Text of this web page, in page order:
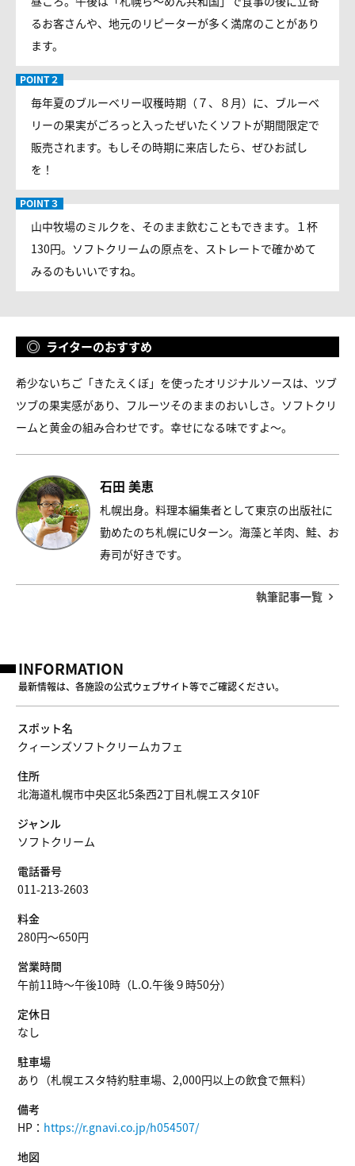
るお客さんや、地元のリピーターが多く満席のことがあり
ます。
毎年夏のブルーベリー収穫時期（７、８月）に、ブルーベ
リーの果実がごろっと入ったぜいたくソフトが期間限定で
販売されます。もしその時期に来店したら、ぜひお試し
を！
山中牧場のミルクを、そのまま飲むこともできます。１杯
130円。ソフトクリームの原点を、ストレートで確かめて
みるのもいいですね。
ライターのおすすめ
希少ないちご「きたえくぼ」を使ったオリジナルソースは、ツブ
ツブの果実感があり、フルーツそのままのおいしさ。ソフトクリ
ームと黄金の組み合わせです。幸せになる味ですよ〜。
石田 美恵
札幌出身。料理本編集者として東京の出版社に
勤めたのち札幌にUターン。海藻と羊肉、鮭、お
寿司が好きです。
執筆記事一覧
INFORMATION
最新情報は、各施設の公式ウェブサイト等でご確認ください。
スポット名
クィーンズソフトクリームカフェ
住所
北海道札幌市中央区北5条西2丁目札幌エスタ10F
ジャンル
ソフトクリーム
電話番号
011-213-2603
料金
280円〜650円
営業時間
午前11時〜午後10時（L.O.午後９時50分）
定休日
なし
駐車場
あり（札幌エスタ特約駐車場、2,000円以上の飲食で無料）
備考
HP： https://r.gnavi.co.jp/h054507/
地図